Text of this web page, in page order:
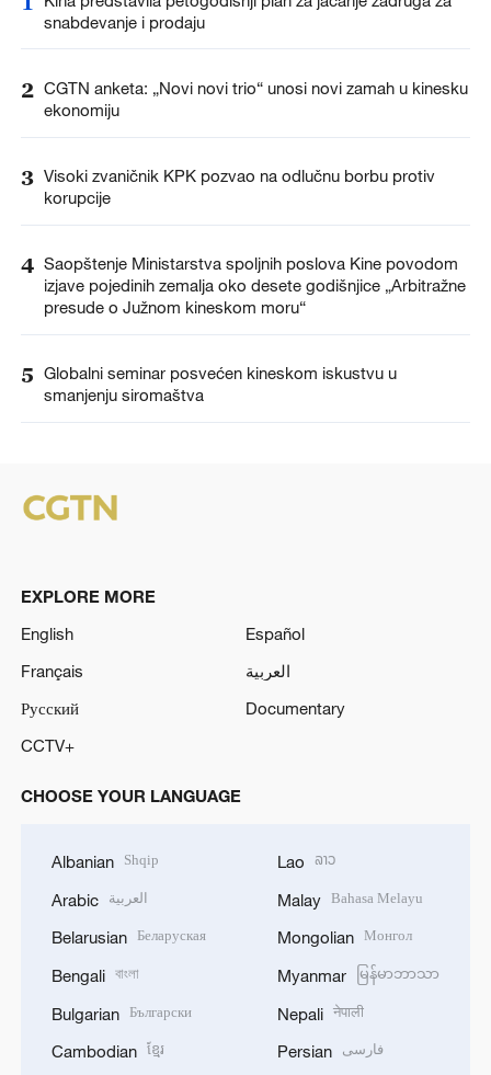
snabdevanje i prodaju
2 CGTN anketa: „Novi novi trio“ unosi novi zamah u kinesku
ekonomiju
3 Visoki zvaničnik KPK pozvao na odlučnu borbu protiv
korupcije
4 Saopštenje Ministarstva spoljnih poslova Kine povodom
izjave pojedinih zemalja oko desete godišnjice „Arbitražne
presude o Južnom kineskom moru“
5 Globalni seminar posvećen kineskom iskustvu u
smanjenju siromaštva
EXPLORE MORE
English
Español
Français
العربية
Русский
Documentary
CCTV+
CHOOSE YOUR LANGUAGE
Albanian Shqip
Arabic العربية
Belarusian Беларуская
Bengali বাংলা
Bulgarian Български
Cambodian ខ្មែរ
Lao ລາວ
Malay Bahasa Melayu
Mongolian Монгол
Myanmar မြန်မာဘာသာ
Nepali नेपाली
Persian فارسی